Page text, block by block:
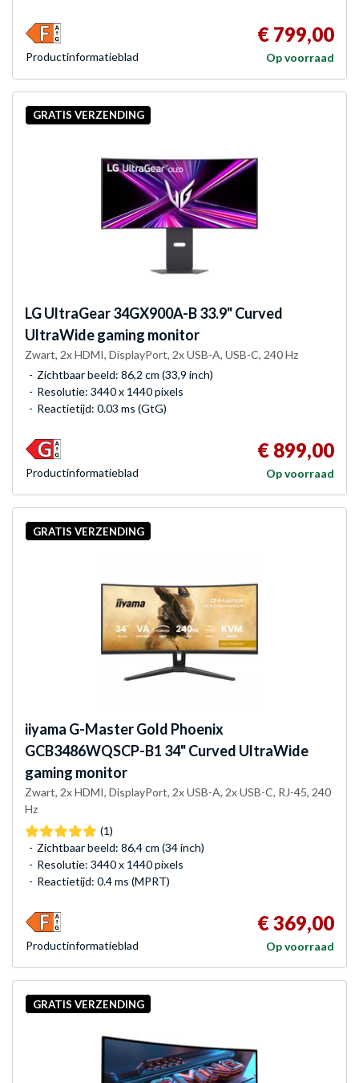
€ 799,00
Op voorraad
Product­informatieblad
GRATIS VERZENDING
LGUltraGear 34GX900A-B 33.9" Curved
UltraWide gaming monitor
Zwart, 2x HDMI, DisplayPort, 2x USB-A, USB-C, 240 Hz
Zichtbaar beeld: 86,2 cm (33,9 inch)
Resolutie: 3440 x 1440 pixels
Reactietijd: 0.03 ms (GtG)
€ 899,00
Op voorraad
Product­informatieblad
GRATIS VERZENDING
iiyama G-Master Gold Phoenix
GCB3486WQSCP-B1 34" Curved UltraWide
gaming monitor
Zwart, 2x HDMI, DisplayPort, 2x USB-A, 2x USB-C, RJ-45, 240
Hz
(1)
Zichtbaar beeld: 86,4 cm (34 inch)
Resolutie: 3440 x 1440 pixels
Reactietijd: 0.4 ms (MPRT)
€ 369,00
Op voorraad
Product­informatieblad
GRATIS VERZENDING